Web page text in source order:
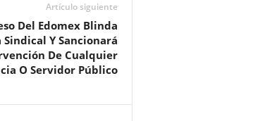
Artículo siguiente
Del Edomex Blinda
Y Sancionará
De Cualquier
O Servidor Público